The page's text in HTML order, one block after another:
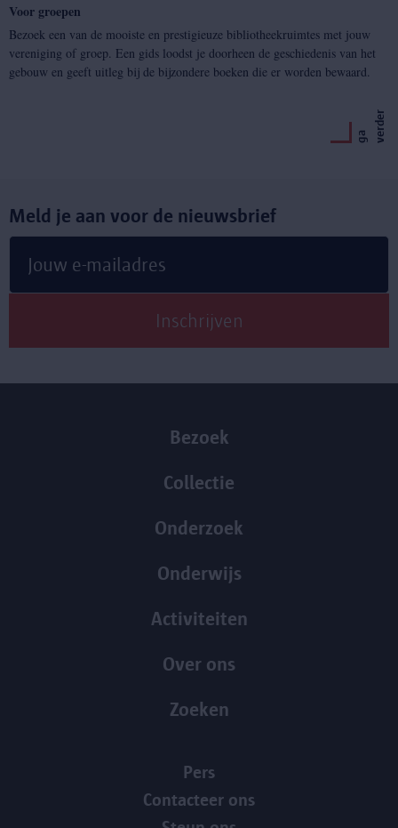
Voor groepen
Bezoek een van de mooiste en prestigieuze bibliotheekruimtes met jouw
vereniging of groep. Een gids loodst je doorheen de geschiedenis van het
gebouw en geeft uitleg bij de bijzondere boeken die er worden bewaard.
g
a
v
e
r
d
e r
Meld je aan voor de nieuwsbrief
Bezoek
Collectie
Onderzoek
Onderwijs
Activiteiten
Over ons
Zoeken
Pers
Contacteer ons